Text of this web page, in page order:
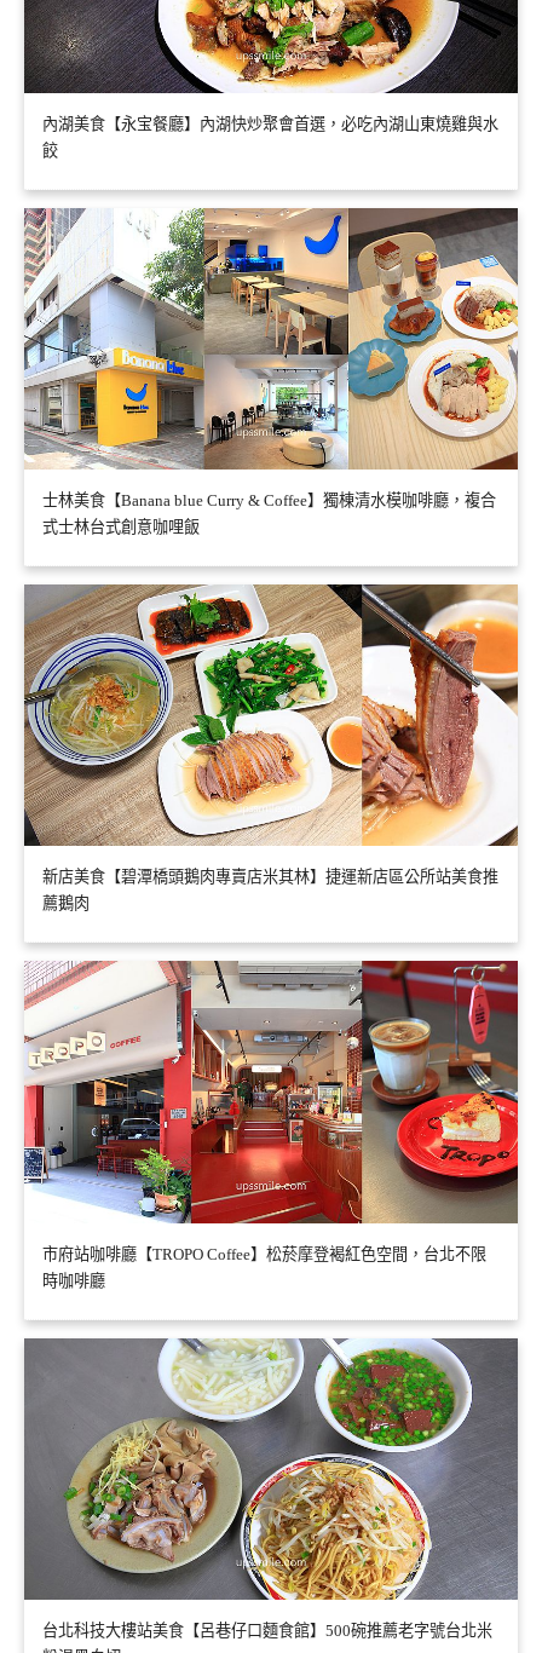
內湖美食【永宝餐廳】內湖快炒聚會首選，必吃內湖山東燒雞與水
餃
士林美食【Banana blue Curry & Coffee】獨棟清水模咖啡廳，複合
式士林台式創意咖哩飯
新店美食【碧潭橋頭鵝肉專賣店米其林】捷運新店區公所站美食推
薦鵝肉
市府站咖啡廳【TROPO Coffee】松菸摩登褐紅色空間，台北不限
時咖啡廳
台北科技大樓站美食【呂巷仔口麵食館】500碗推薦老字號台北米